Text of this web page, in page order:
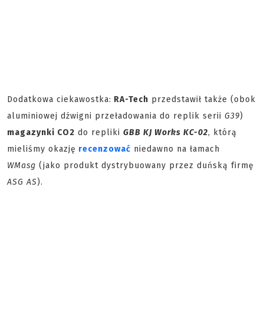
Dodatkowa ciekawostka: RA-Tech przedstawił także (obok
aluminiowej dźwigni przeładowania do replik serii G39)
magazynki CO2 do repliki GBB KJ Works KC-02, którą
mieliśmy okazję recenzować niedawno na łamach
WMasg (jako produkt dystrybuowany przez duńską firmę
ASG AS).